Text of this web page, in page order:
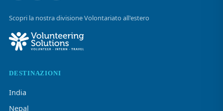
Scopri la nostra divisione Volontariato all'estero
DESTINAZIONI
India
Nepal